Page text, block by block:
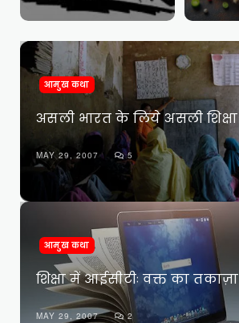
आमुख कथा
असली भारत के लिये असली शिक्षा
MAY 29, 2007 5
आमुख कथा
शिक्षा में आईसीटीः वक्त का तकाज़ा
MAY 29, 2007 2